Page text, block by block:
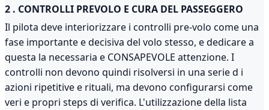
2 . CONTROLLI PREVOLO E CURA DEL PASSEGGERO
Il pilota deve interiorizzare i controlli pre-volo come una
fase importante e decisiva del volo stesso, e dedicare a
questa la necessaria e CONSAPEVOLE attenzione. I
controlli non devono quindi risolversi in una serie d i
azioni ripetitive e rituali, ma devono configurarsi come
veri e propri steps di verifica. L'utilizzazione della lista